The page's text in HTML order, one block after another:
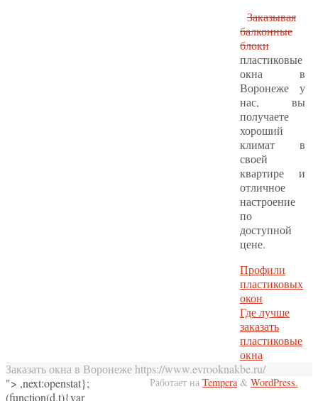
Заказывая
балконные
блоки
пластиковые
окна в
Воронеже у
нас, вы
получаете
хороший
климат в
своей
квартире и
отличное
настроение
по
доступной
цене.
Профили
пластиковых
окон
Где лучше
заказать
пластиковые
окна
Заказать окна в Воронеже https://www.evrooknakbe.ru/
Работает на Tempera& WordPress.
"> ,next:openstat};
(function(d,t){var